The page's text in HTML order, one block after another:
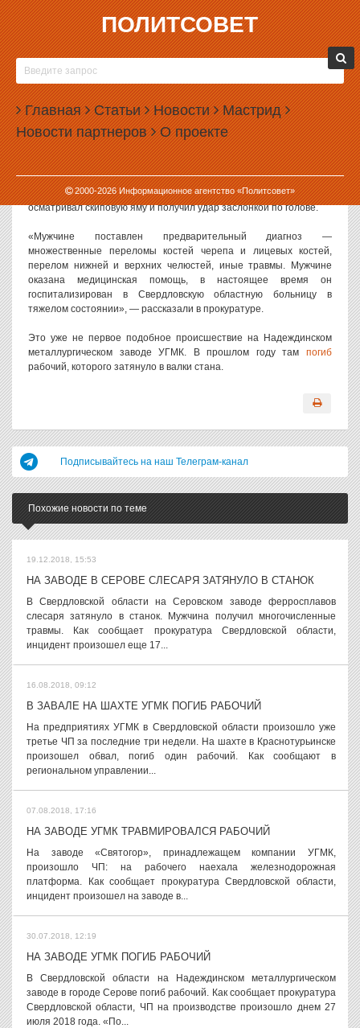
ПОЛИТСОВЕТ
Главная Статьи Новости Мастрид
Новости партнеров О проекте
2000-2026Информационное агентство «Политсовет»
22.01.2019, 10:02
НА ЗАВОДЕ УГМК РАБОЧЕМУ РАЗДРОБИЛО
ЧЕРЕП
В городе Серов рабочий Надеждинского металлургического
завода (входит в УГМК) получил тяжелые травмы головы.
Как сообщает прокуратура Свердловской области, пострадавшим
оказался 35-летний слесарь-ремонтник участка доменных печей,
работающий на заводе с 2006 года. 18 января 2019 года он
осматривал скиповую яму и получил удар заслонкой по голове.
«Мужчине поставлен предварительный диагноз —
множественные переломы костей черепа и лицевых костей,
перелом нижней и верхних челюстей, иные травмы. Мужчине
оказана медицинская помощь, в настоящее время он
госпитализирован в Свердловскую областную больницу в
тяжелом состоянии», — рассказали в прокуратуре.
Это уже не первое подобное происшествие на Надеждинском
металлургическом заводе УГМК. В прошлом году там погиб
рабочий, которого затянуло в валки стана.
Подписывайтесь на наш Телеграм-канал
Похожие новости по теме
19.12.2018, 15:53
НА ЗАВОДЕ В СЕРОВЕ СЛЕСАРЯ ЗАТЯНУЛО В СТАНОК
В Свердловской области на Серовском заводе ферросплавов
слесаря затянуло в станок. Мужчина получил многочисленные
травмы. Как сообщает прокуратура Свердловской области,
инцидент произошел еще 17...
16.08.2018, 09:12
В ЗАВАЛЕ НА ШАХТЕ УГМК ПОГИБ РАБОЧИЙ
На предприятиях УГМК в Свердловской области произошло уже
третье ЧП за последние три недели. На шахте в Краснотурьинске
произошел обвал, погиб один рабочий. Как сообщают в
региональном управлении...
07.08.2018, 17:16
НА ЗАВОДЕ УГМК ТРАВМИРОВАЛСЯ РАБОЧИЙ
На заводе «Святогор», принадлежащем компании УГМК,
произошло ЧП: на рабочего наехала железнодорожная
платформа. Как сообщает прокуратура Свердловской области,
инцидент произошел на заводе в...
30.07.2018, 12:19
НА ЗАВОДЕ УГМК ПОГИБ РАБОЧИЙ
В Свердловской области на Надеждинском металлургическом
заводе в городе Серове погиб рабочий. Как сообщает прокуратура
Свердловской области, ЧП на производстве произошло днем 27
июля 2018 года. «По...